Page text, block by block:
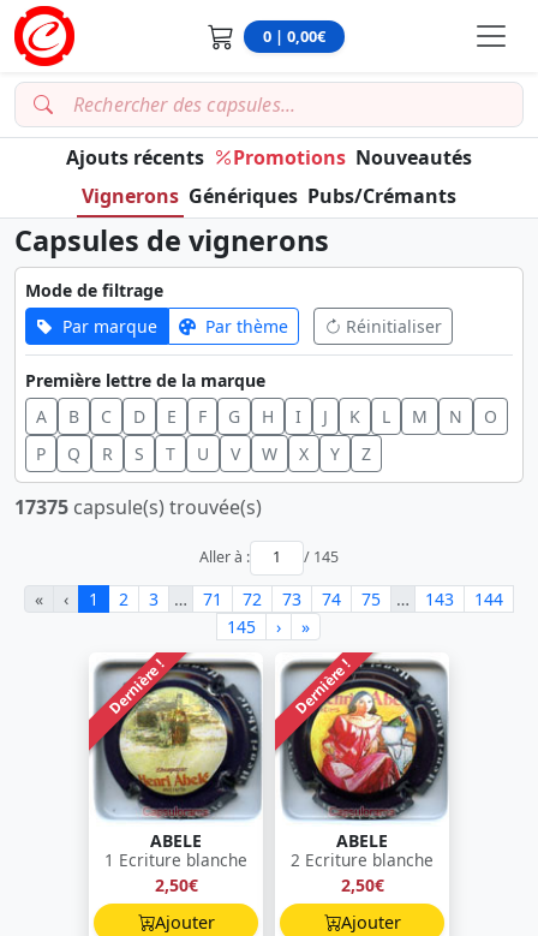
0 | 0,00€
Ajouts récents Promotions Nouveautés
Vignerons Génériques Pubs/Crémants
Capsules de vignerons
Mode de filtrage
Par marque
Par thème Réinitialiser
Première lettre de la marque
A
B C D E F G H I J K L M N
O
P
Q R S T U V W X Y Z
17375 capsule(s) trouvée(s)
Aller à : / 145
« ‹ 1 2 3 … 71 72 73 74 75 … 143
144
145
› »
Dernière !
ABELE
1 Ecriture blanche
2,50€
Ajouter
Dernière !
ABELE
2 Ecriture blanche
2,50€
Ajouter